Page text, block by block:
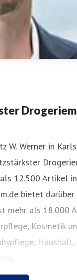
Werner in
12.500 Artikel
bietet darüber
mehr als 18.000
Kosmetik